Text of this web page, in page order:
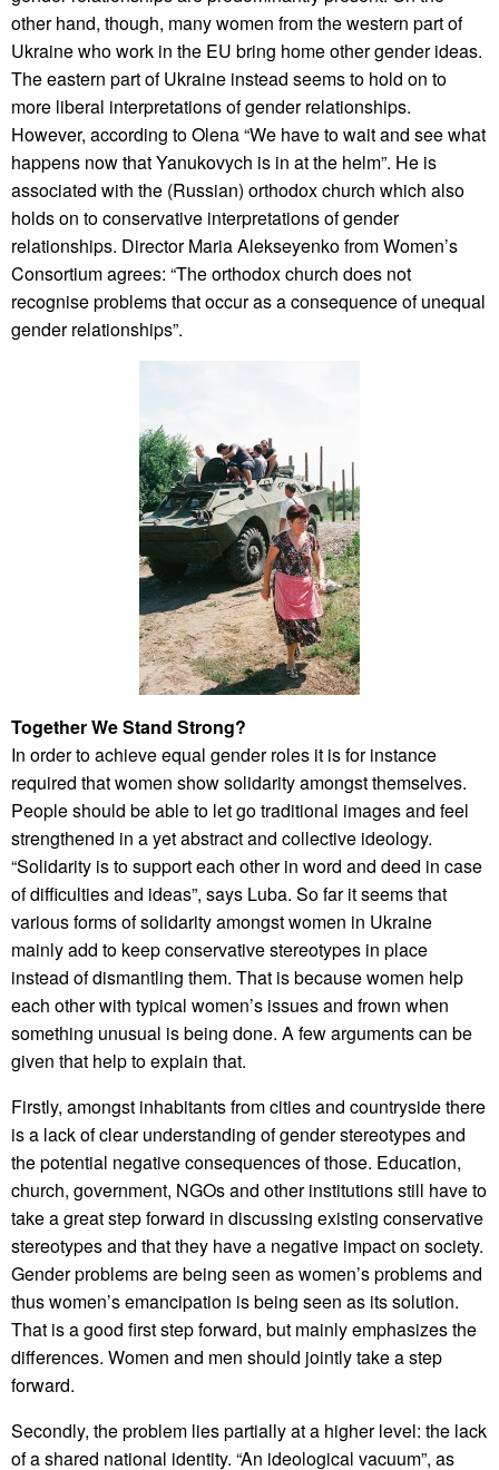
other hand, though, many women from the western part of
Ukraine who work in the EU bring home other gender ideas.
The eastern part of Ukraine instead seems to hold on to
more liberal interpretations of gender relationships.
However, according to Olena “We have to wait and see what
happens now that Yanukovych is in at the helm”. He is
associated with the (Russian) orthodox church which also
holds on to conservative interpretations of gender
relationships. Director Maria Alekseyenko from Women’s
Consortium agrees: “The orthodox church does not
recognise problems that occur as a consequence of unequal
gender relationships”.
Together We Stand Strong?
In order to achieve equal gender roles it is for instance
required that women show solidarity amongst themselves.
People should be able to let go traditional images and feel
strengthened in a yet abstract and collective ideology.
“Solidarity is to support each other in word and deed in case
of difficulties and ideas”, says Luba. So far it seems that
various forms of solidarity amongst women in Ukraine
mainly add to keep conservative stereotypes in place
instead of dismantling them. That is because women help
each other with typical women’s issues and frown when
something unusual is being done. A few arguments can be
given that help to explain that.
Firstly, amongst inhabitants from cities and countryside there
is a lack of clear understanding of gender stereotypes and
the potential negative consequences of those. Education,
church, government, NGOs and other institutions still have to
take a great step forward in discussing existing conservative
stereotypes and that they have a negative impact on society.
Gender problems are being seen as women’s problems and
thus women’s emancipation is being seen as its solution.
That is a good first step forward, but mainly emphasizes the
differences. Women and men should jointly take a step
forward.
Secondly, the problem lies partially at a higher level: the lack
of a shared national identity. “An ideological vacuum”, as